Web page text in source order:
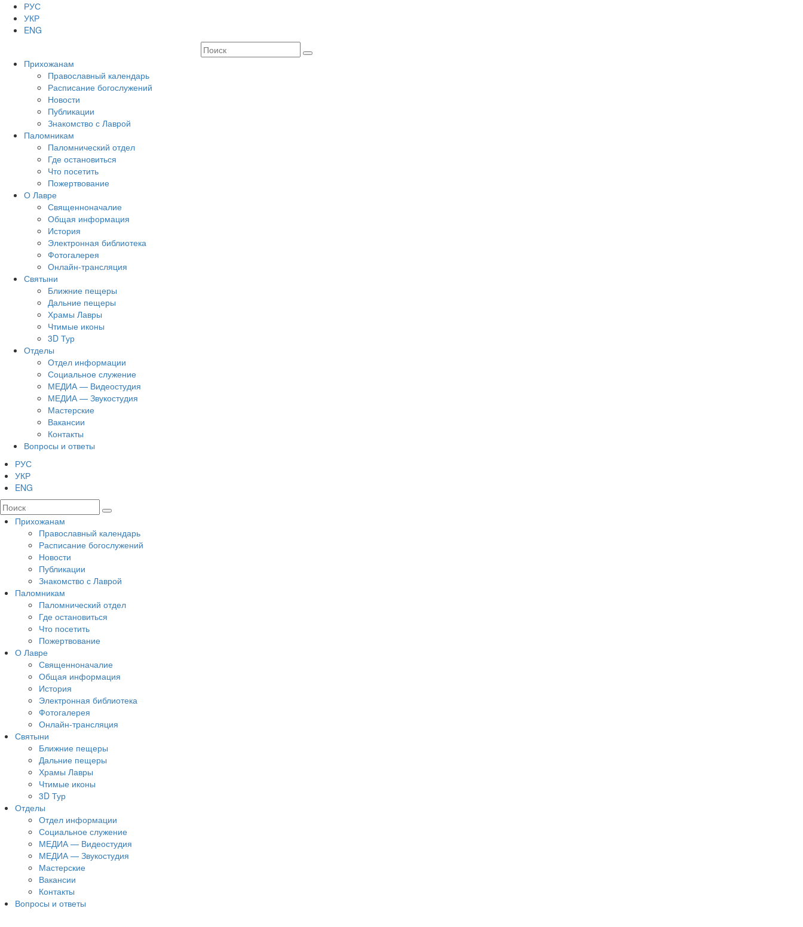
РУС
УКР
ENG
Прихожанам
Православный календарь
Расписание богослужений
Новости
Публикации
Знакомство с Лаврой
Паломникам
Паломнический отдел
Где остановиться
Что посетить
Пожертвование
О Лавре
Священноначалие
Общая информация
История
Электронная библиотека
Фотогалерея
Онлайн-трансляция
Святыни
Ближние пещеры
Дальние пещеры
Храмы Лавры
Чтимые иконы
3D Тур
Отделы
Отдел информации
Социальное служение
МЕДИА — Видеостудия
МЕДИА — Звукостудия
Мастерские
Вакансии
Контакты
Вопросы и ответы
РУС
УКР
ENG
Прихожанам
Православный календарь
Расписание богослужений
Новости
Публикации
Знакомство с Лаврой
Паломникам
Паломнический отдел
Где остановиться
Что посетить
Пожертвование
О Лавре
Священноначалие
Общая информация
История
Электронная библиотека
Фотогалерея
Онлайн-трансляция
Святыни
Ближние пещеры
Дальние пещеры
Храмы Лавры
Чтимые иконы
3D Тур
Отделы
Отдел информации
Социальное служение
МЕДИА — Видеостудия
МЕДИА — Звукостудия
Мастерские
Вакансии
Контакты
Вопросы и ответы